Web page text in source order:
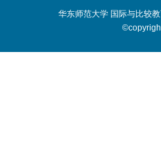
华东师范大学 国际与比较